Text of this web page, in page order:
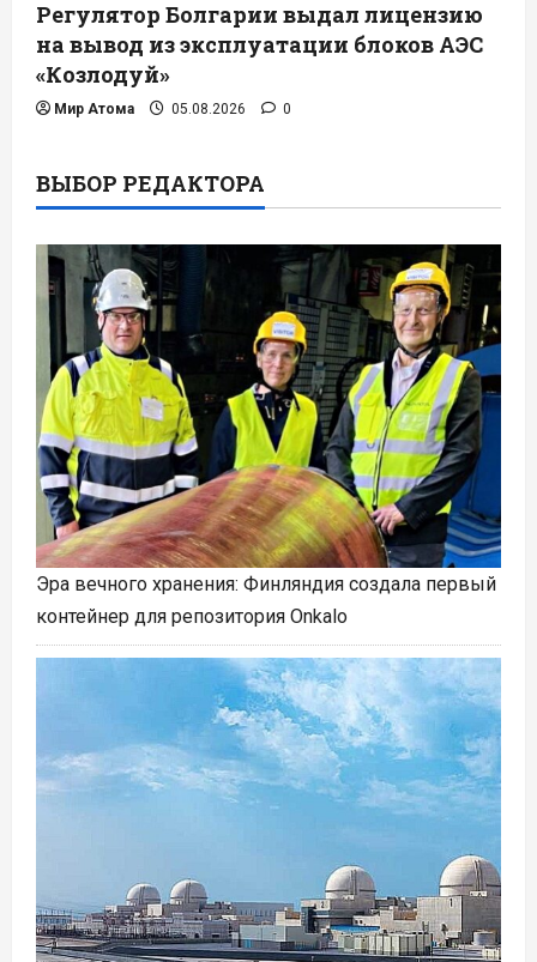
Регулятор Болгарии выдал лицензию
на вывод из эксплуатации блоков АЭС
«Козлодуй»
Мир Атома 05.08.2026 0
ВЫБОР РЕДАКТОРА
Эра вечного хранения: Финляндия создала первый
контейнер для репозитория Onkalo